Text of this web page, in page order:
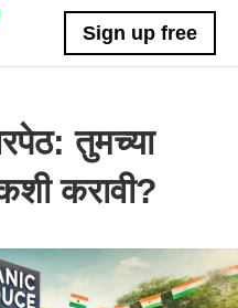
Sign up free
तुमच्या
करावी?